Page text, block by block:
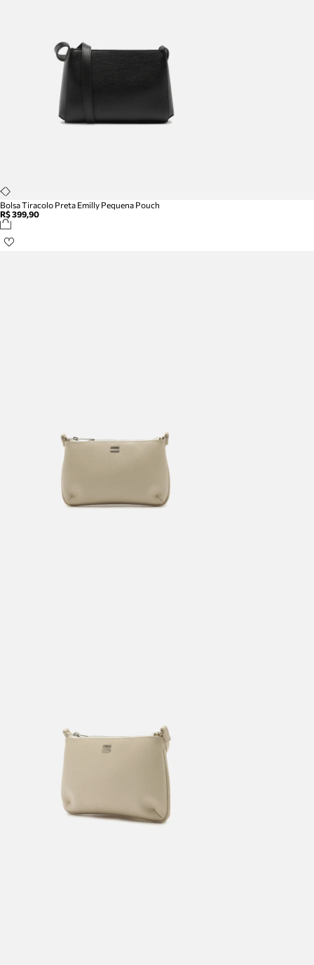
Bolsa Tiracolo Preta Emilly Pequena Pouch
R$ 399,90